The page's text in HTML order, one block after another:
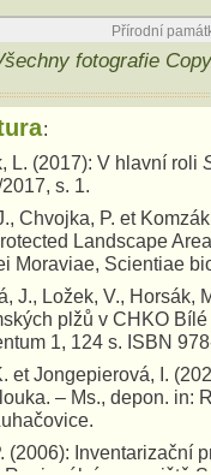
Přírodní
fotografie
:
L. (2017): V hlavní roli
s. 1.
Chvojka, P. et
Landscape
Moraviae, Scientiae
J., Ložek, V., Horsák,
plžů v CHKO
1, 124 s. ISBN
et Jongepierová, I.
– Ms., depon. in:
(2006): Inventarizační